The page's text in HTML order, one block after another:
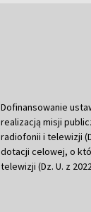
Dofinansowanie
realizacją misji
radiofonii i telewizji
dotacji celowej, o
telewizji (Dz. U. z